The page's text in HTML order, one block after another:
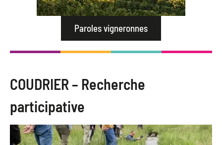
Paroles vigneronnes
COUDRIER – Recherche
participative